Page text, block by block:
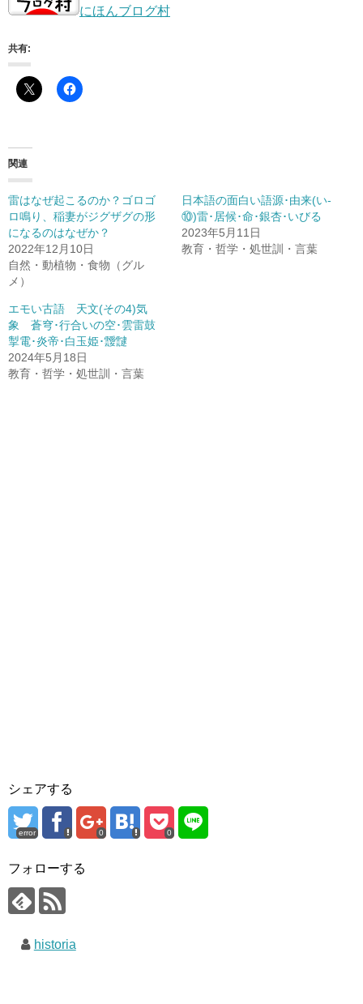
にほんブログ村
共有:
関連
雷はなぜ起こるのか？ゴロゴ
ロ鳴り、稲妻がジグザグの形
になるのはなぜか？
2022年12月10日
自然・動植物・食物（グル
メ）
日本語の面白い語源･由来(い-
⑩)雷･居候･命･銀杏･いびる
2023年5月11日
教育・哲学・処世訓・言葉
エモい古語 天文(その4)気
象 蒼穹･行合いの空･雲雷鼓
掣電･炎帝･白玉姫･靉靆
2024年5月18日
教育・哲学・処世訓・言葉
シェアする
error 0 0
フォローする
historia